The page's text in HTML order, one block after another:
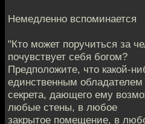
Немедленно вспоминается
"Кто может поручиться за
почувствует себя богом?
Предположите, что какой-
единственным обладателем
секрета, дающего ему
любые стены, в любое
закрытое помещение, в